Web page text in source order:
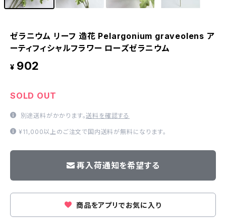
ゼラニウム リーフ 造花 Pelargonium graveolens ア
ーティフィシャルフラワー ローズゼラニウム
¥ 902
SOLD OUT
別途送料がかかります。送料を確認する
¥11,000以上のご注文で国内送料が無料になります。
再入荷通知を希望する
商品をアプリでお気に入り